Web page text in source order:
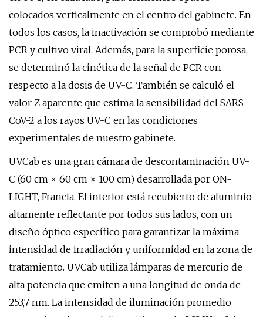
colocados verticalmente en el centro del gabinete. En
todos los casos, la inactivación se comprobó mediante
PCR y cultivo viral. Además, para la superficie porosa,
se determinó la cinética de la señal de PCR con
respecto a la dosis de UV-C. También se calculó el
valor Z aparente que estima la sensibilidad del SARS-
CoV-2 a los rayos UV-C en las condiciones
experimentales de nuestro gabinete.
UVCab es una gran cámara de descontaminación UV-
C (60 cm × 60 cm × 100 cm) desarrollada por ON-
LIGHT, Francia. El interior está recubierto de aluminio
altamente reflectante por todos sus lados, con un
diseño óptico específico para garantizar la máxima
intensidad de irradiación y uniformidad en la zona de
tratamiento. UVCab utiliza lámparas de mercurio de
alta potencia que emiten a una longitud de onda de
253,7 nm. La intensidad de iluminación promedio